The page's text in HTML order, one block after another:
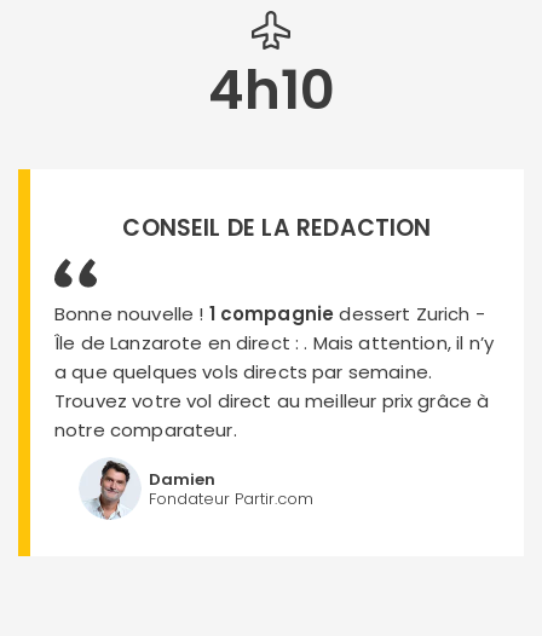
4h10
CONSEIL DE LA REDACTION
Bonne nouvelle ! 1 compagnie dessert Zurich -
Île de Lanzarote en direct :. Mais attention, il n’y
a que quelques vols directs par semaine.
Trouvez votre vol direct au meilleur prix grâce à
notre comparateur.
Damien
Fondateur Partir.com